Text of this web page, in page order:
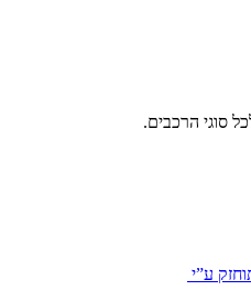
סוגי הרכבים.
ע”י